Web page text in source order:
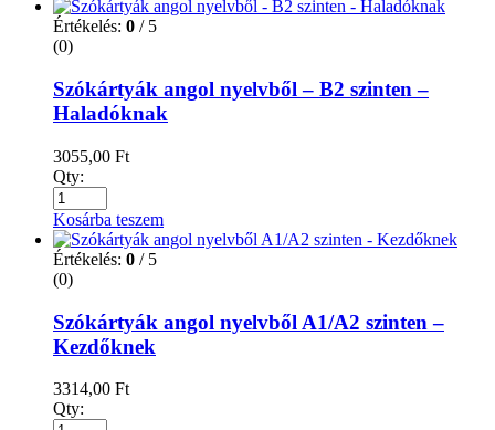
Értékelés: 0 / 5
(0)
Szókártyák angol nyelvből – B2 szinten –
Haladóknak
3055,00 Ft
Qty:
Kosárba teszem
Értékelés: 0 / 5
(0)
Szókártyák angol nyelvből A1/A2 szinten –
Kezdőknek
3314,00 Ft
Qty: